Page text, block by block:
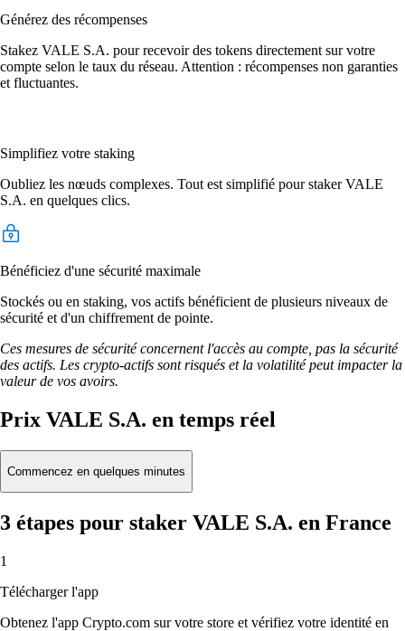
Générez des récompenses
Stakez VALE S.A. pour recevoir des tokens directement sur votre
compte selon le taux du réseau. Attention : récompenses non garanties
et fluctuantes.
Simplifiez votre staking
Oubliez les nœuds complexes. Tout est simplifié pour staker VALE
S.A. en quelques clics.
Bénéficiez d'une sécurité maximale
Stockés ou en staking, vos actifs bénéficient de plusieurs niveaux de
sécurité et d'un chiffrement de pointe.
Ces mesures de sécurité concernent l'accès au compte, pas la sécurité
des actifs. Les crypto-actifs sont risqués et la volatilité peut impacter la
valeur de vos avoirs.
Prix VALE S.A. en temps réel
Commencez en quelques minutes
3 étapes pour staker VALE S.A. en France
1
Télécharger l'app
Obtenez l'app Crypto.com sur votre store et vérifiez votre identité en